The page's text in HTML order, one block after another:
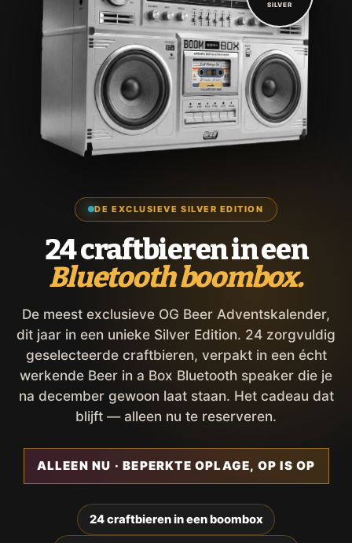
DE EXCLUSIEVE SILVER EDITION
24 craftbieren in een
Bluetooth boombox.
De meest exclusieve OG Beer Adventskalender,
dit jaar in een unieke Silver Edition. 24 zorgvuldig
geselecteerde craftbieren, verpakt in een écht
werkende Beer in a Box Bluetooth speaker die je
na december gewoon laat staan. Het cadeau dat
blijft — alleen nu te reserveren.
ALLEEN NU · BEPERKTE OPLAGE, OP IS OP
24 craftbieren in een boombox
SILVER